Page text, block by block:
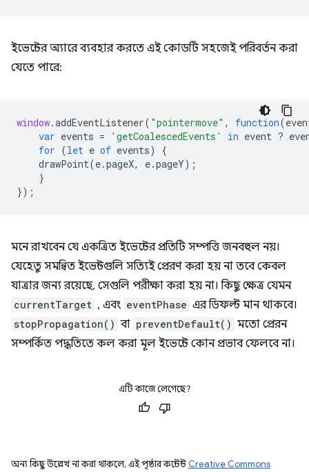
ইভেন্টের অ্যারে ব্যবহার করতে এই কোডটি সহজেই পরিবর্তন করা
যেতে পারে:
window.addEventListener( "pointermove" , function(
var events = 'getCoalescedEvents' in event ?
for (let e of events)
{
drawPoint(e.pageX, e.pageY);
}
});
মনে রাখবেন যে একত্রিত ইভেন্টের প্রতিটি সম্পত্তি জনবহুল নয়।
যেহেতু সমন্বিত ইভেন্টগুলি সত্যিই প্রেরণ করা হয় না তবে কেবল
যাত্রার জন্য রয়েছে, সেগুলি পরীক্ষা করা হয় না। কিছু ক্ষেত্র যেমন
currentTarget , এবং eventPhase এর ডিফল্ট মান থাকবে।
stopPropagation() বা preventDefault() মতো প্রেরন
সম্পর্কিত পদ্ধতিতে কল করা মূল ইভেন্টে কোন প্রভাব ফেলবে না।
এটি কাজে লেগেছে?
অন্য কিছু উল্লেখ না করা থাকলে, এই পৃষ্ঠার কন্টেন্ট Creative Commons